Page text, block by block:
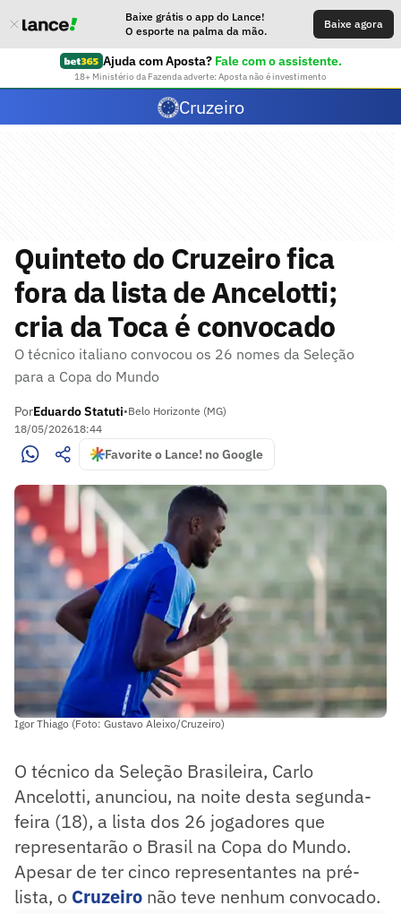
Baixe grátis o app do Lance!
O esporte na palma da mão.
Baixe agora
Ajuda com Aposta? Fale com o assistente.
18+ Ministério da Fazenda adverte: Aposta não é investimento
Cruzeiro
Quinteto do Cruzeiro fica
fora da lista de Ancelotti;
cria da Toca é convocado
O técnico italiano convocou os 26 nomes da Seleção
para a Copa do Mundo
PorEduardo Statuti•Belo Horizonte (MG)
18/05/202618:44
Favorite o Lance! no Google
Igor Thiago (Foto: Gustavo Aleixo/Cruzeiro)
O técnico da Seleção Brasileira, Carlo
Ancelotti, anunciou, na noite desta segunda-
feira (18), a lista dos 26 jogadores que
representarão o Brasil na Copa do Mundo.
Apesar de ter cinco representantes na pré-
lista, o Cruzeiro não teve nenhum convocado.